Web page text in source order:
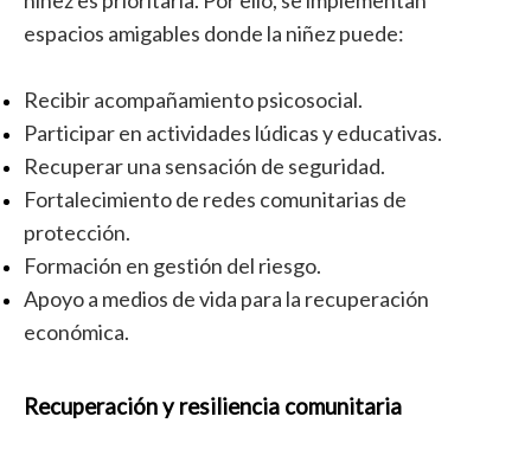
espacios amigables donde la niñez puede:
Recibir acompañamiento psicosocial.
Participar en actividades lúdicas y educativas.
Recuperar una sensación de seguridad.
Fortalecimiento de redes comunitarias de
protección.
Formación en gestión del riesgo.
Apoyo a medios de vida para la recuperación
económica.
Recuperación y resiliencia comunitaria